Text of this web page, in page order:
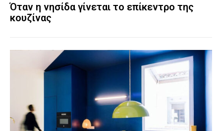
Όταν η νησίδα γίνεται το επίκεντρο της
κουζίνας